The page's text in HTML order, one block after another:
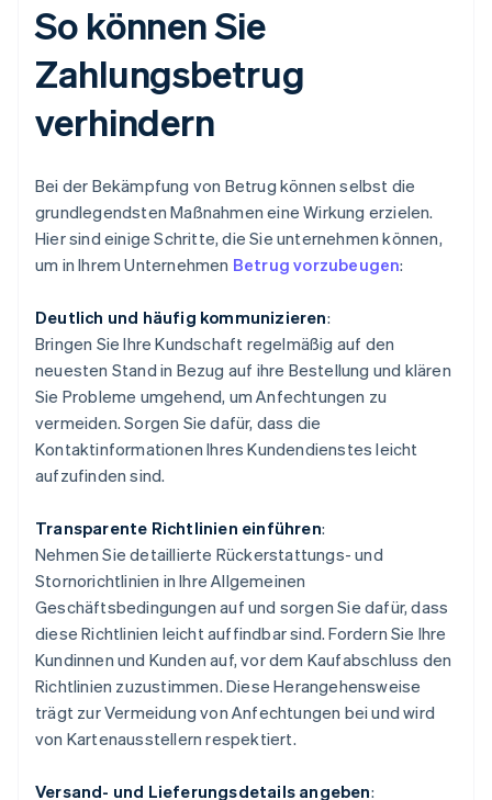
So können Sie
Zahlungsbetrug
verhindern
Bei der Bekämpfung von Betrug können selbst die
grundlegendsten Maßnahmen eine Wirkung erzielen.
Hier sind einige Schritte, die Sie unternehmen können,
um in Ihrem Unternehmen Betrug vorzubeugen:
Deutlich und häufig kommunizieren:
Bringen Sie Ihre Kundschaft regelmäßig auf den
neuesten Stand in Bezug auf ihre Bestellung und klären
Sie Probleme umgehend, um Anfechtungen zu
vermeiden. Sorgen Sie dafür, dass die
Kontaktinformationen Ihres Kundendienstes leicht
aufzufinden sind.
Transparente Richtlinien einführen:
Nehmen Sie detaillierte Rückerstattungs- und
Stornorichtlinien in Ihre Allgemeinen
Geschäftsbedingungen auf und sorgen Sie dafür, dass
diese Richtlinien leicht auffindbar sind. Fordern Sie Ihre
Kundinnen und Kunden auf, vor dem Kaufabschluss den
Richtlinien zuzustimmen. Diese Herangehensweise
trägt zur Vermeidung von Anfechtungen bei und wird
von Kartenausstellern respektiert.
Versand- und Lieferungsdetails angeben: